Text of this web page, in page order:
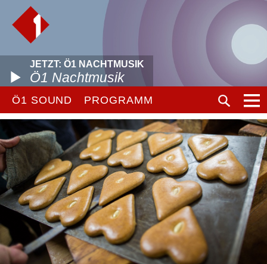
JETZT: Ö1 NACHTMUSIK
Ö1 Nachtmusik
Ö1 SOUND PROGRAMM